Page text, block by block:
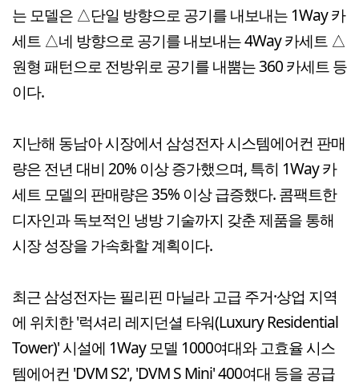
는 모델은 △단일 방향으로 공기를 내보내는 1Way 카
세트 △네 방향으로 공기를 내보내는 4Way 카세트 △
원형 패턴으로 전방위로 공기를 내뿜는 360 카세트 등
이다.
지난해 동남아 시장에서 삼성전자 시스템에어컨 판매
량은 전년 대비 20% 이상 증가했으며, 특히 1Way 카
세트 모델의 판매량은 35% 이상 급증했다. 콤팩트한
디자인과 독보적인 냉방 기술까지 갖춘 제품을 통해
시장 성장을 가속화할 계획이다.
최근 삼성전자는 필리핀 마닐라 고급 주거·상업 지역
에 위치한 '럭셔리 레지던셜 타워(Luxury Residential
Tower)' 시설에 1Way 모델 1000여대와 고효율 시스
템에어컨 'DVM S2', 'DVM S Mini' 400여대 등을 공급